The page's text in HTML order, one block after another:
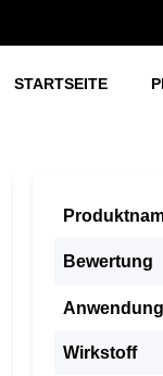
STARTSEITE
Bewertung
Anwendung
Wirkstoff